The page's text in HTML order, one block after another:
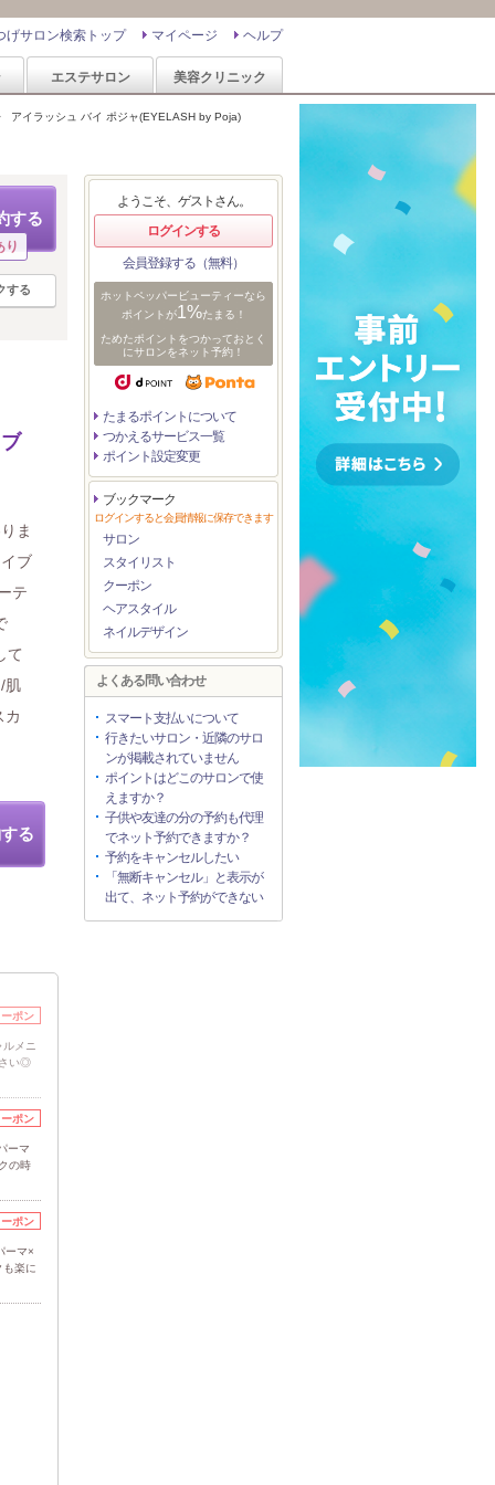
ヘルプ
マイページ
げサロン検索トップ
エステサロン 美容クリニック
アイラッシュ バイ ポジャ(EYELASH by Poja)
する
り
する
ま
ブ
テ
て
肌
カ
る
ポン
メニ
さい◎
ポン
ーマ
の時
ポン
ーマ×
楽に
ようこそ、ゲストさん。
ログインする
会員登録する（無料）
ホットペッパービューティーなら
ポイントが1%たまる！
ためたポイントをつかっておとく
にサロンをネット予約！
たまるポイントについて
つかえるサービス一覧
ポイント設定変更
ブックマーク
ログインすると会員情報に保存できます
サロン
スタイリスト
クーポン
ヘアスタイル
ネイルデザイン
よくある問い合わせ
スマート支払いについて
行きたいサロン・近隣のサロ
ンが掲載されていません
ポイントはどこのサロンで使
えますか？
子供や友達の分の予約も代理
でネット予約できますか？
予約をキャンセルしたい
「無断キャンセル」と表示が
出て、ネット予約ができない